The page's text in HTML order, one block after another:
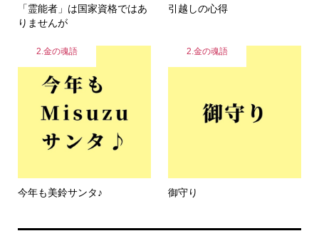
「霊能者」は国家資格ではあ
りませんが
引越しの心得
2.金の魂語
今年も美鈴サンタ♪
2.金の魂語
御守り